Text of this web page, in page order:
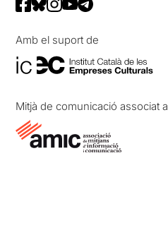
Amb el suport de
Mitjà de comunicació associat a